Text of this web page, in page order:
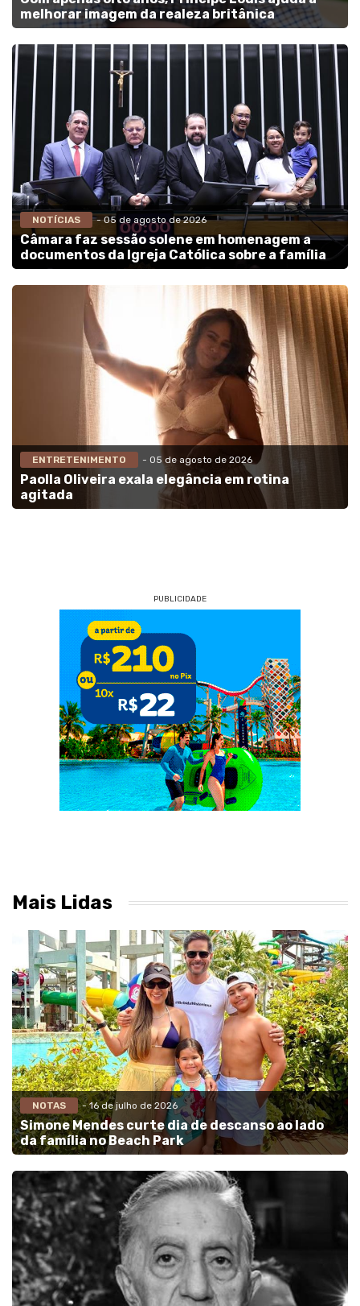
melhorar imagem da realeza britânica
NOTÍCIAS - 05 de agosto de 2026
Câmara faz sessão solene em homenagem a
documentos da Igreja Católica sobre a família
ENTRETENIMENTO - 05 de agosto de 2026
Paolla Oliveira exala elegância em rotina
agitada
PUBLICIDADE
Mais Lidas
NOTAS - 16 de julho de 2026
Simone Mendes curte dia de descanso ao lado
da família no Beach Park